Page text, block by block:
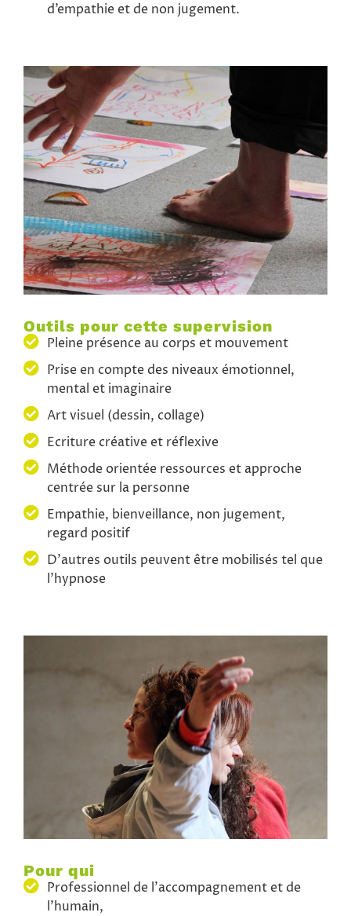
d’empathie et de non jugement.
Outils pour cette supervision
Pleine présence au corps et mouvement
Prise en compte des niveaux émotionnel,
mental et imaginaire
Art visuel (dessin, collage)
Ecriture créative et réflexive
Méthode orientée ressources et approche
centrée sur la personne
Empathie, bienveillance, non jugement,
regard positif
D’autres outils peuvent être mobilisés tel que
l’hypnose
Pour qui
Professionnel de l’accompagnement et de
l’humain,